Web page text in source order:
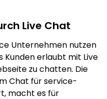
Live Chat
Unternehmen nutzen
Kunden erlaubt mit Live
zu chatten. Die
Chat für service-
macht es für